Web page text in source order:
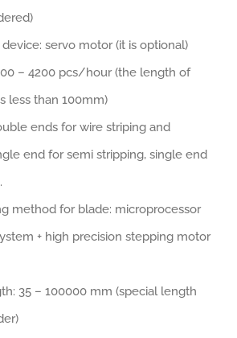
servo motor (it is optional)
– 4200 pcs/hour (the length of
less than 100mm)
ends for wire striping and
end for semi stripping, single end
method for blade: microprocessor
+ high precision stepping motor
35 – 100000 mm (special length